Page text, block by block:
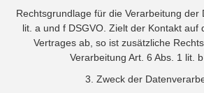
Rechtsgrundlage für die Verarbeitung der
lit. a und f DSGVO. Zielt der Kontakt auf
Vertrages ab, so ist zusätzliche
Verarbeitung Art. 6 Abs. 1 lit. b
3. Zweck der